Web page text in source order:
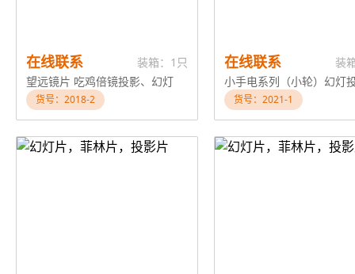
在线联系
装箱：1只
望远镜片 吃鸡倍镜投影、幻灯
货号：2018-2
在线联系 装
货号：2021-1